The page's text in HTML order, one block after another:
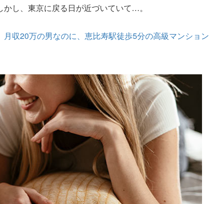
し、東京に戻る日が近づいていて…。
月収20万の男なのに、恵比寿駅徒歩5分の高級マンション